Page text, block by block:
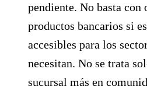
pendiente. No basta con
productos bancarios si
accesibles para los
necesitan. No se trata
sucursal más en